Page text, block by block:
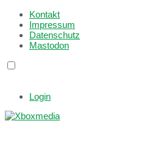
Kontakt
Impressum
Datenschutz
Mastodon
Login